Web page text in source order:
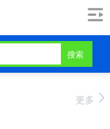
搜索
更多